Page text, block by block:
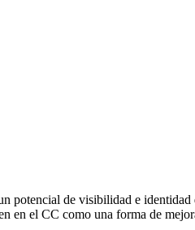
potencial de visibilidad e
en el CC como una forma de